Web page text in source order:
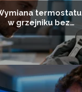
termostatu
w grzejniku bez
wody –
jak to zrobić?